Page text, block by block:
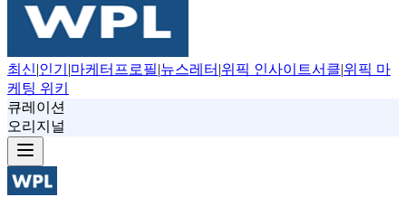
최신|인기 |마케터프로필|뉴스레터 |위픽 인사이트서클|위픽 마
케팅 위키
큐레이션
오리지널